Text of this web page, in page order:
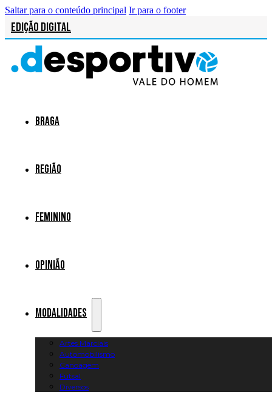
Saltar para o conteúdo principal Ir para o footer
Edição Digital
Braga
Região
Feminino
Opinião
Modalidades
Artes Marciais
Automobilismo
Canoagem
Futsal
Diversos